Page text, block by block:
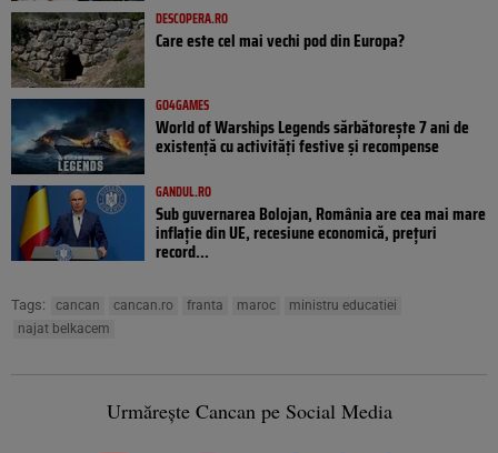
DESCOPERA.RO
Care este cel mai vechi pod din Europa?
GO4GAMES
World of Warships Legends sărbătorește 7 ani de
existență cu activități festive și recompense
GANDUL.RO
Sub guvernarea Bolojan, România are cea mai mare
inflație din UE, recesiune economică, prețuri
record...
Tags: cancan cancan.ro franta maroc
ministru educatiei
najat belkacem
Urmărește Cancan pe Social Media